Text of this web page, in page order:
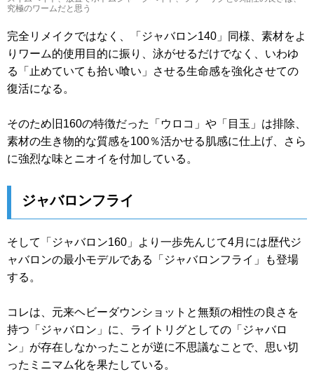
究極のワームだと思う
完全リメイクではなく、「ジャバロン140」同様、素材をよ
りワーム的使用目的に振り、泳がせるだけでなく、いわゆ
る「止めていても拾い喰い」させる生命感を強化させての
復活になる。
そのため旧160の特徴だった「ウロコ」や「目玉」は排除、
素材の生き物的な質感を100％活かせる肌感に仕上げ、さら
に強烈な味とニオイを付加している。
ジャバロンフライ
そして「ジャバロン160」より一歩先んじて4月には歴代ジ
ャバロンの最小モデルである「ジャバロンフライ」も登場
する。
コレは、元来ヘビーダウンショットと無類の相性の良さを
持つ「ジャバロン」に、ライトリグとしての「ジャバロ
ン」が存在しなかったことが逆に不思議なことで、思い切
ったミニマム化を果たしている。